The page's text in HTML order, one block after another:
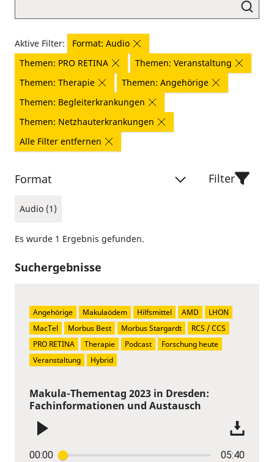
Aktive Filter:
Format: Audio
Themen: PRO RETINA
Themen: Veranstaltung
Themen: Therapie
Themen: Angehörige
Themen: Begleiterkrankungen
Themen: Netzhauterkrankungen
Alle Filter entfernen
Format
Audio (1)
Filter
Es wurde 1 Ergebnis gefunden.
Suchergebnisse
Makula-Thementag 2023 in Dresden:
Fachinformationen und Austausch
00:00 05:40
Angehörige Makulaödem Hilfsmittel AMD
LHON
MacTel
Morbus Best Morbus Stargardt
RCS / CCS
PRO RETINA
Therapie Podcast
Forschung heute
Veranstaltung
Hybrid